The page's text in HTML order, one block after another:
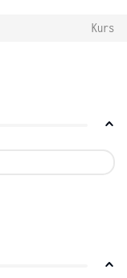
Kurs